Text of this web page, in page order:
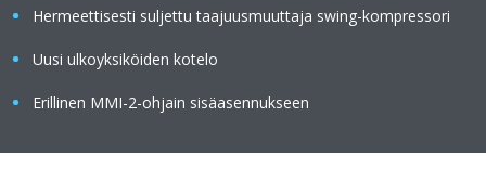
Hermeettisesti suljettu taajuusmuuttaja swing-kompressori
Uusi ulkoyksiköiden kotelo
Erillinen MMI-2-ohjain sisäasennukseen